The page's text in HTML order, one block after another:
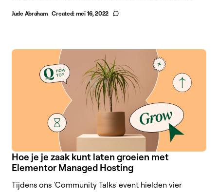
Jude Abraham Created: mei 16, 2022
Hoe je je zaak kunt laten groeien met
Elementor Managed Hosting
Tijdens ons 'Community Talks' event hielden vier